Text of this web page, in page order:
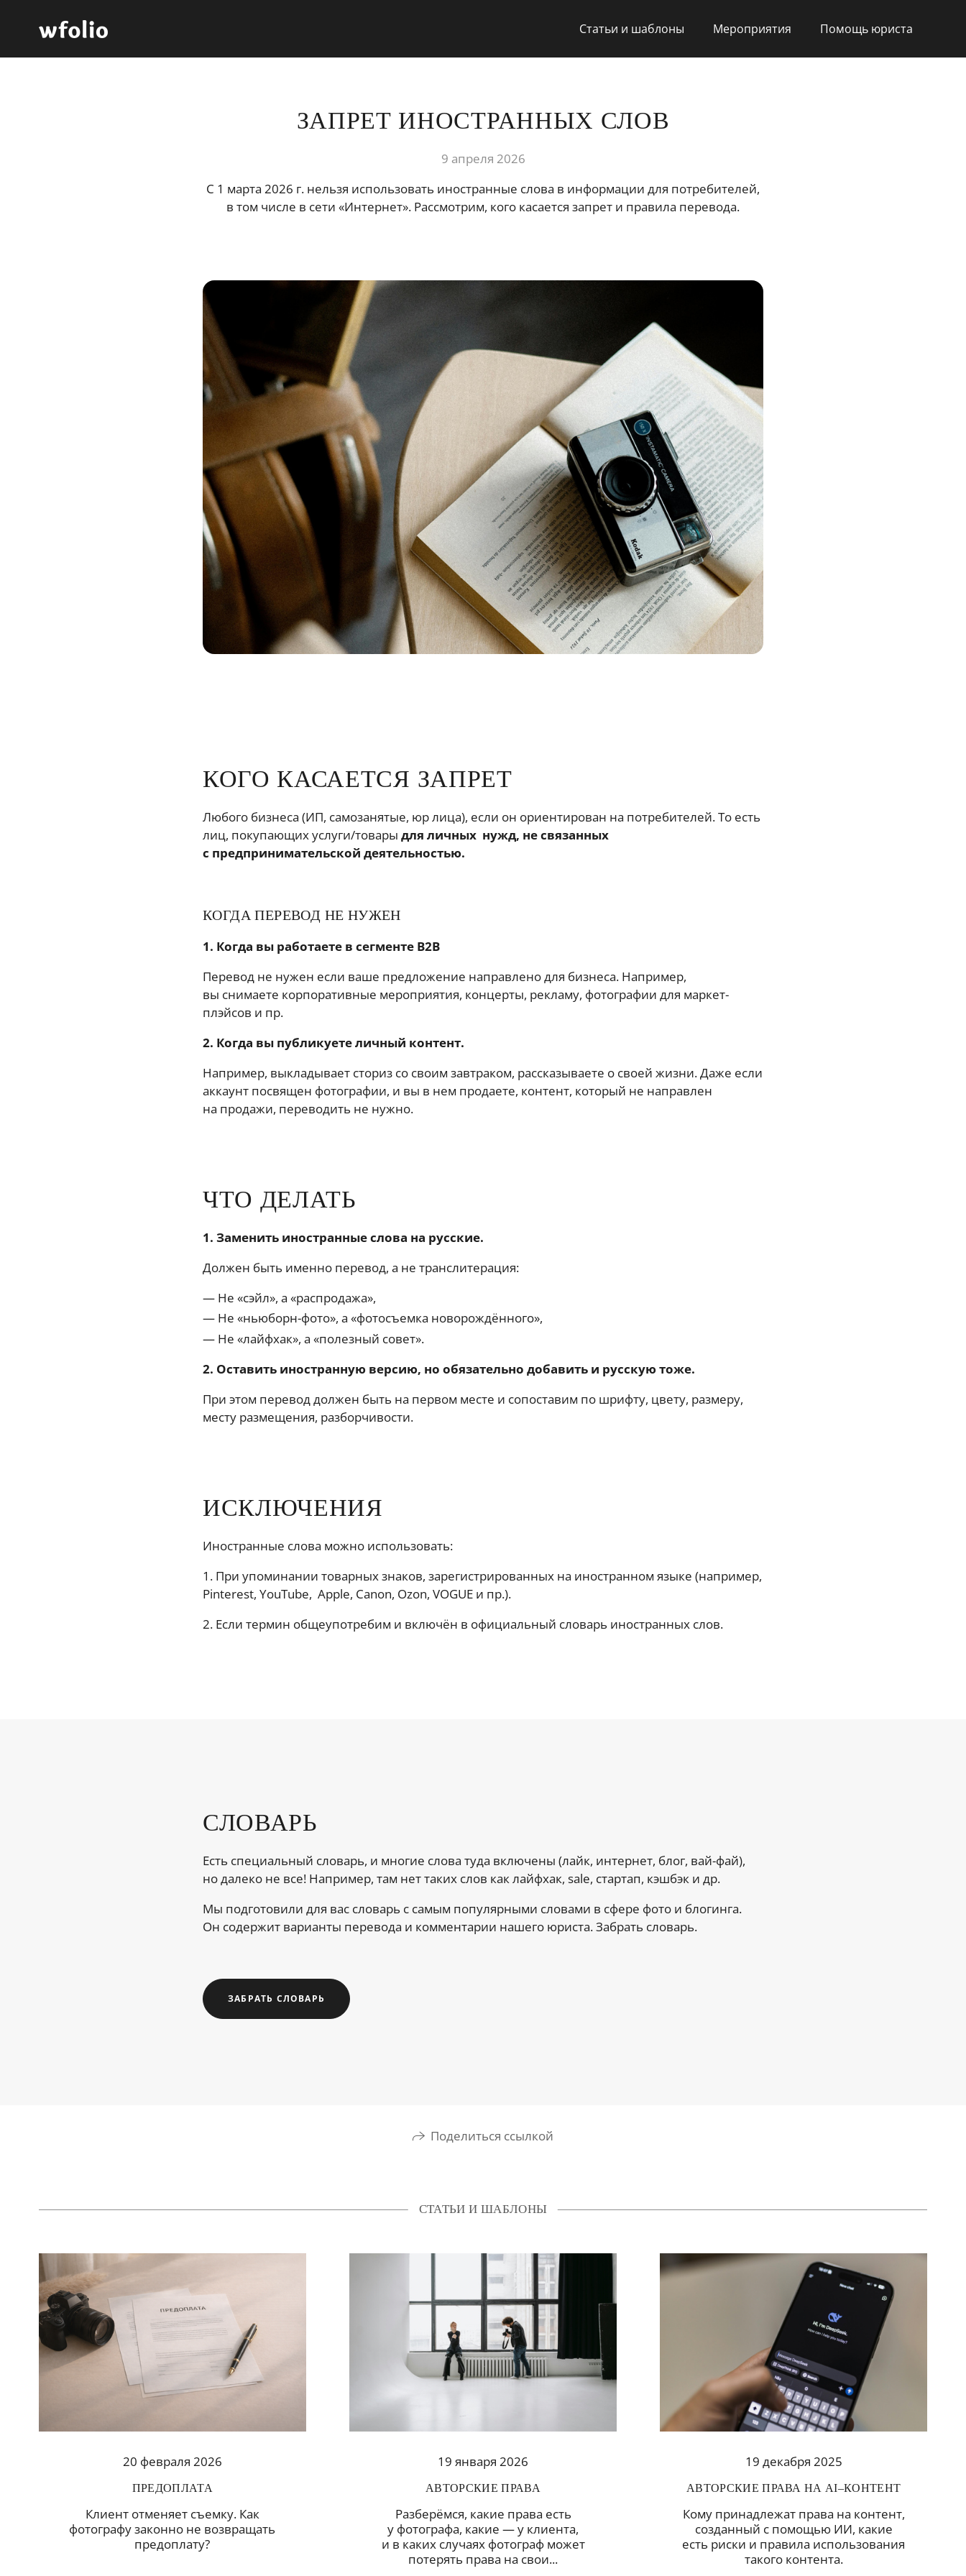
Статьи и шаблоны Мероприятия Помощь юриста
ЗАПРЕТ ИНОСТРАННЫХ СЛОВ
9 апреля 2026
С 1 марта 2026 г. нельзя использовать иностранные слова в информации для потребителей,
в том числе в сети «Интернет». Рассмотрим, кого касается запрет и правила перевода.
КОГО КАСАЕТСЯ ЗАПРЕТ
Любого бизнеса (ИП, самозанятые, юр лица), если он ориентирован на потребителей. То есть
лиц, покупающих услуги/товары для личных нужд, не связанных
с предпринимательской деятельностью.
КОГДА ПЕРЕВОД НЕ НУЖЕН
1. Когда вы работаете в сегменте B2B
Перевод не нужен если ваше предложение направлено для бизнеса. Например,
вы снимаете корпоративные мероприятия, концерты, рекламу, фотографии для маркет-
плэйсов и пр.
2. Когда вы публикуете личный контент.
Например, выкладывает сториз со своим завтраком, рассказываете о своей жизни. Даже если
аккаунт посвящен фотографии, и вы в нем продаете, контент, который не направлен
на продажи, переводить не нужно.
ЧТО ДЕЛАТЬ
1. Заменить иностранные слова на русские.
Должен быть именно перевод, а не транслитерация:
Не «сэйл», а «распродажа»,
Не «ньюборн-фото», а «фотосъемка новорождённого»,
Не «лайфхак», а «полезный совет».
2. Оставить иностранную версию, но обязательно добавить и русскую тоже.
При этом перевод должен быть на первом месте и сопоставим по шрифту, цвету, размеру,
месту размещения, разборчивости.
ИСКЛЮЧЕНИЯ
Иностранные слова можно использовать:
1. При упоминании товарных знаков, зарегистрированных на иностранном языке (например,
Pinterest, YouTube, Apple, Canon, Ozon, VOGUE и пр.).
2. Если термин общеупотребим и включён в официальный словарь иностранных слов.
СЛОВАРЬ
Есть специальный словарь, и многие слова туда включены (лайк, интернет, блог, вай-фай),
но далеко не все! Например, там нет таких слов как лайфхак, sale, стартап, кэшбэк и др.
Мы подготовили для вас словарь с самым популярными словами в сфере фото и блогинга.
Он содержит варианты перевода и комментарии нашего юриста. Забрать словарь.
ЗАБРАТЬ СЛОВАРЬ
Поделиться ссылкой
СТАТЬИ И ШАБЛОНЫ
20 февраля 2026
ПРЕДОПЛАТА
Клиент отменяет съемку. Как
фотографу законно не возвращать
предоплату?
19 января 2026
АВТОРСКИЕ ПРАВА
Разберёмся, какие права есть
у фотографа, какие — у клиента,
и в каких случаях фотограф может
потерять права на свои...
19 декабря 2025
АВТОРСКИЕ ПРАВА НА AI–КОНТЕНТ
Кому принадлежат права на контент,
созданный с помощью ИИ, какие
есть риски и правила использования
такого контента.